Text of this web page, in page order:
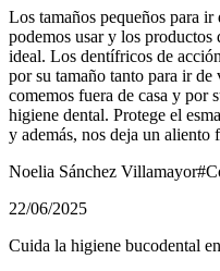
Los tamaños pequeños para
podemos usar y los
ideal. Los dentífricos de
por su tamaño tanto para ir
comemos fuera de casa y por
higiene dental. Protege el
y además, nos deja un aliento
Noelia Sánchez Villamayor
22/06/2025
Cuida la higiene bucodental